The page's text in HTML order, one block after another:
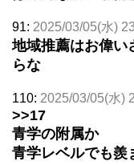
91: 2025/03/05(水)
地域推薦はお偉い
らな
110: 2025/03/05(水)
>>17
青学の附属か
青学レベルでも羨